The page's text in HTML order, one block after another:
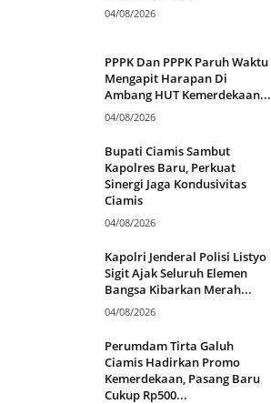
04/08/2026
PPPK Dan PPPK Paruh Waktu
Mengapit Harapan Di
Ambang HUT Kemerdekaan...
04/08/2026
Bupati Ciamis Sambut
Kapolres Baru, Perkuat
Sinergi Jaga Kondusivitas
Ciamis
04/08/2026
Kapolri Jenderal Polisi Listyo
Sigit Ajak Seluruh Elemen
Bangsa Kibarkan Merah...
04/08/2026
Perumdam Tirta Galuh
Ciamis Hadirkan Promo
Kemerdekaan, Pasang Baru
Cukup Rp500...